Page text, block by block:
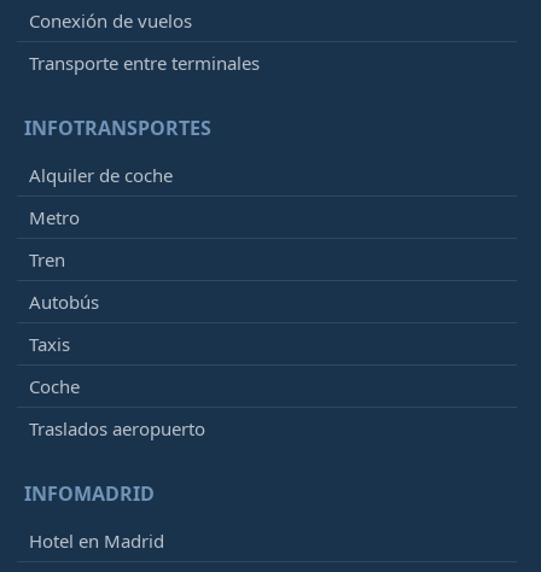
Conexión de vuelos
Transporte entre terminales
INFOTRANSPORTES
Alquiler de coche
Metro
Tren
Autobús
Taxis
Coche
Traslados aeropuerto
INFOMADRID
Hotel en Madrid